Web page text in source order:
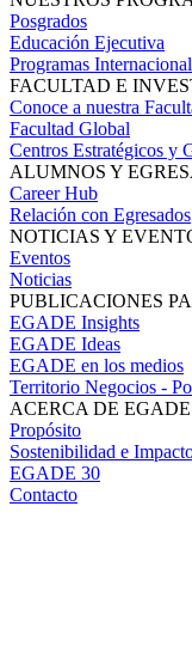
Posgrados
Educación Ejecutiva
Programas
FACULTAD E
Conoce a nuestra
Facultad Global
Centros Estratégicos y
ALUMNOS Y
Career Hub
Relación con Egresados
NOTICIAS Y
Eventos
Noticias
PUBLICACIONES
EGADE Insights
EGADE Ideas
EGADE en los medios
Territorio Negocios -
ACERCA DE EGADE
Propósito
Sostenibilidad e
EGADE 30
Contacto